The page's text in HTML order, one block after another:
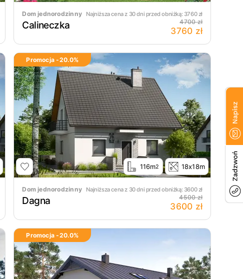
Dom jednorodzinny Najniższa cena z 30 dni przed obniżką: 3760zł
Calineczka 4700 zł
3760 zł
Promocja -20.0%
116m2 18x18m
Dom jednorodzinny Najniższa cena z 30 dni przed obniżką: 3600zł
Dagna 4500 zł
3600 zł
Promocja -20.0%